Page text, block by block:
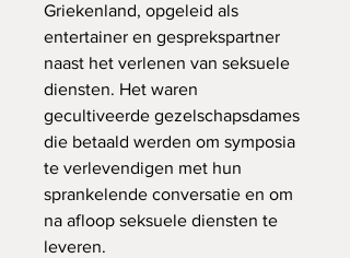
Griekenland, opgeleid als
entertainer en gesprekspartner
naast het verlenen van seksuele
diensten. Het waren
gecultiveerde gezelschapsdames
die betaald werden om symposia
te verlevendigen met hun
sprankelende conversatie en om
na afloop seksuele diensten te
leveren.